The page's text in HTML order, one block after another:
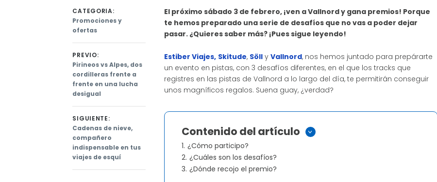
El próximo sábado 3 de febrero, ¡ven a Vallnord y gana premios! Porque
te hemos preparado una serie de desafíos que no vas a poder dejar
pasar. ¿Quieres saber más? ¡Pues sigue leyendo!
Estiber Viajes, Skitude, Sölly Vallnord, nos hemos juntado para prepárarte
un evento en pistas, con 3 desafíos diferentes, en el que los tracks que
registres en las pistas de Vallnord a lo largo del día, te permitirán conseguir
unos magníficos regalos. Suena guay, ¿verdad?
Contenido del artículo >
1. ¿Cómo participo?
2. ¿Cuáles son los desafíos?
3. ¿Dónde recojo el premio?
CATEGORIA:
Promociones y
ofertas
Navegación
de
entradas
PREVIO:
Previous
post:
Pirineos vs Alpes, dos
cordilleras frente a
frente en una lucha
desigual
SIGUIENTE:
Next
post:
Cadenas de nieve,
compañero
indispensable en tus
viajes de esquí